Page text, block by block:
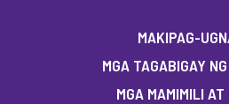
MAKIPAG-
MGA TAGABIGAY
MGA MAMIMILI AT